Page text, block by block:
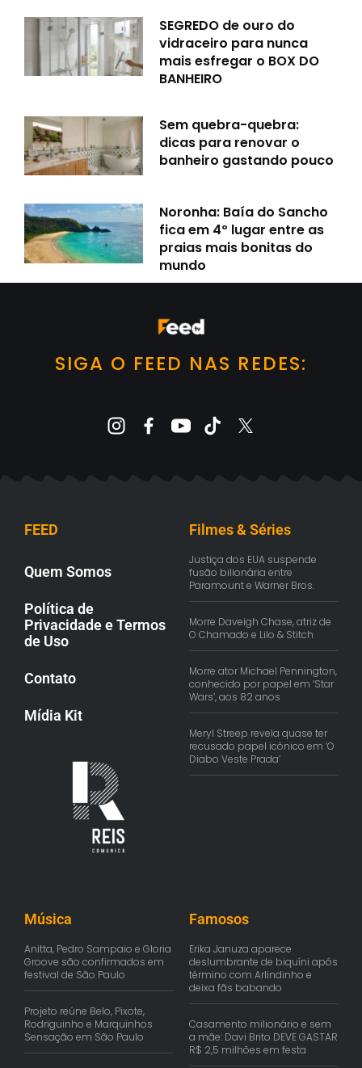
SEGREDO de ouro do
vidraceiro para nunca
mais esfregar o BOX DO
BANHEIRO
Sem quebra-quebra:
dicas para renovar o
banheiro gastando pouco
Noronha: Baía do Sancho
fica em 4º lugar entre as
praias mais bonitas do
mundo
SIGA O FEED NAS REDES:
FEED
Quem Somos
Política de
Privacidade e Termos
de Uso
Contato
Mídia Kit
Filmes & Séries
Justiça dos EUA suspende
fusão bilionária entre
Paramount e Warner Bros.
Morre Daveigh Chase, atriz de
O Chamado e Lilo & Stitch
Morre ator Michael Pennington,
conhecido por papel em ‘Star
Wars’, aos 82 anos
Meryl Streep revela quase ter
recusado papel icônico em ‘O
Diabo Veste Prada’
Música
Anitta, Pedro Sampaio e Gloria
Groove são confirmados em
festival de São Paulo
Projeto reúne Belo, Pixote,
Rodriguinho e Marquinhos
Sensação em São Paulo
Famosos
Erika Januza aparece
deslumbrante de biquíni após
término com Arlindinho e
deixa fãs babando
Casamento milionário e sem
a mãe: Davi Brito DEVE GASTAR
R$ 2,5 milhões em festa